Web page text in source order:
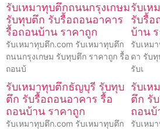
รับเหมาทุบตึกถนนกรุงเกษม
รับทุบตึก รับรื้อถอนอาคาร
รื้อถอนบ้าน ราคาถูก
รับเหมาทุบตึก.com รับเหมาทุบตึก
ถนนกรุงเกษม รับทุบตึก ราคาถูก รื้อ
ถอนบ้
รับเห
รับรื้อ
บ้าน
รับเหม
ดา รับ
รับเ
รับเหมาทุบตึกธัญบุรี รับทุบ
ตึก รับรื้อถอนอาคาร รื้อ
ถอนบ้าน ราคาถูก
รับเหมาทุบตึก.com รับเหมาทุบตึก
รับเห
ตึก รั
ถอนบ้
รับเหม